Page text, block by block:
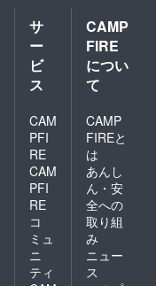
お願い
いたし
ます。
※特殊文
字・記
号は使
用でき
ん。
送と一
緒にお
送りい
たしま
す。
ネーム
プレー
名前
は、備
考欄に
記載さ
れたお
名前が
使用さ
れま
す。 ※
備考欄
へ記載
希望の
ワース
タンド
に生誕
祭支援
者とし
てお名
前を掲
ていた
だきま
す。 備
考欄に
記載希
望のお
名前
（ニッ
クネー
ム可）
を記載
くださ
サ
ー
ビ
ス
CAM
PFI
RE
CAM
PFI
RE
コ
ミュ
ニ
ティ
CAMP
FIRE
につい
て
CAMP
FIREと
は
あんし
ん・安
全への
取り組
み
ニュー
ス